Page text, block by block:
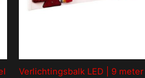
Verlichtingsbalk LED | 9 meter